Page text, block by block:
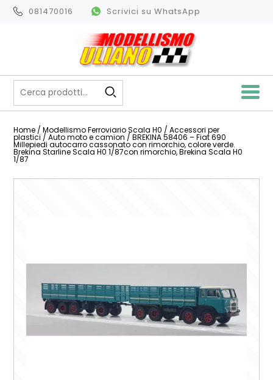
081470016 Scrivici su WhatsApp
Home /Modellismo Ferroviario Scala H0 /Accessori per
plastici /Auto moto e camion / BREKINA 58406 – Fiat 690
Millepiedi autocarro cassonato con rimorchio, colore verde.
Brekina Starline Scala H0 1/87con rimorchio, Brekina Scala H0
1/87